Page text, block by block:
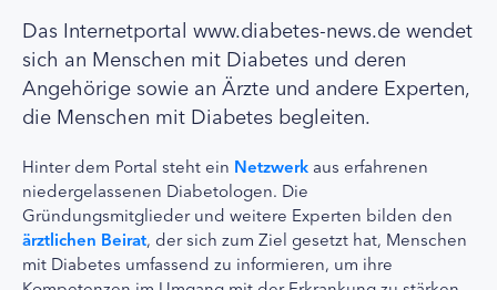
Das Internetportal www.diabetes-news.de wendet
sich an Menschen mit Diabetes und deren
Angehörige sowie an Ärzte und andere Experten,
die Menschen mit Diabetes begleiten.
Hinter dem Portal steht ein Netzwerk aus erfahrenen
niedergelassenen Diabetologen. Die
Gründungsmitglieder und weitere Experten bilden den
ärztlichen Beirat, der sich zum Ziel gesetzt hat, Menschen
mit Diabetes umfassend zu informieren, um ihre